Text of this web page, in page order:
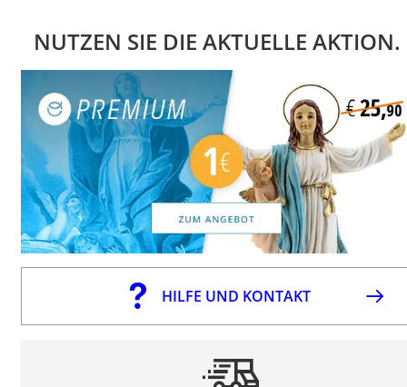
NUTZEN SIE DIE AKTUELLE AKTION.
HILFE UND KONTAKT